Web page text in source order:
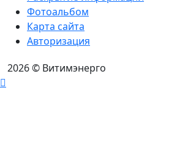
Фотоальбом
Карта сайта
Авторизация
2026© Витимэнерго